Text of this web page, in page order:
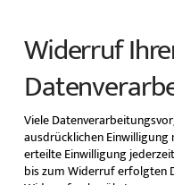
Widerruf
Viele
ausdrücklichen Einwilligung
erteilte Einwilligung
bis zum Widerruf erfolgten